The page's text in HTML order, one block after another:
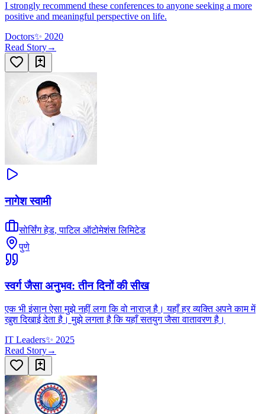
I strongly recommend these conferences to anyone seeking a more
positive and meaningful perspective on life.
Doctors✨ 2020
Read Story→
नागेश स्वामी
सोर्सिंग हेड,पाटिल ऑटोमेशंस लिमिटेड
पुणे
स्वर्ग जैसा अनुभव: तीन दिनों की सीख
एक भी इंसान ऐसा मुझे नहीं लगा कि वो नाराज़ है। यहाँ हर व्यक्ति अपने काम में
खुश दिखाई देता है। मुझे लगता है कि यहाँ सतयुग जैसा वातावरण है।
IT Leaders✨ 2025
Read Story→